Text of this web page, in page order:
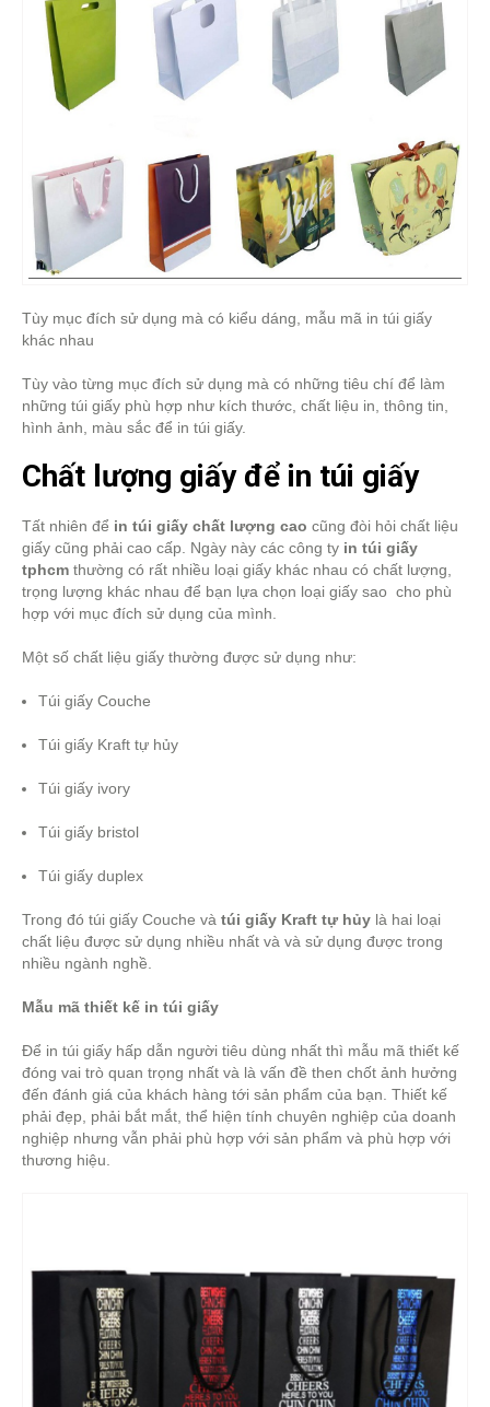
Tùy mục đích sử dụng mà có kiểu dáng, mẫu mã in túi giấy
khác nhau
Tùy vào từng mục đích sử dụng mà có những tiêu chí để làm
những túi giấy phù hợp như kích thước, chất liệu in, thông tin,
hình ảnh, màu sắc để in túi giấy.
Chất lượng giấy để in túi giấy
Tất nhiên để in túi giấy chất lượng cao cũng đòi hỏi chất liệu
giấy cũng phải cao cấp. Ngày này các công ty in túi giấy
tphcm thường có rất nhiều loại giấy khác nhau có chất lượng,
trọng lượng khác nhau để bạn lựa chọn loại giấy sao cho phù
hợp với mục đích sử dụng của mình.
Một số chất liệu giấy thường được sử dụng như:
Túi giấy Couche
Túi giấy Kraft tự hủy
Túi giấy ivory
Túi giấy bristol
Túi giấy duplex
Trong đó túi giấy Couche và túi giấy Kraft tự hủy là hai loại
chất liệu được sử dụng nhiều nhất và và sử dụng được trong
nhiều ngành nghề.
Mẫu mã thiết kế in túi giấy
Để in túi giấy hấp dẫn người tiêu dùng nhất thì mẫu mã thiết kế
đóng vai trò quan trọng nhất và là vấn đề then chốt ảnh hưởng
đến đánh giá của khách hàng tới sản phẩm của bạn. Thiết kế
phải đẹp, phải bắt mắt, thể hiện tính chuyên nghiệp của doanh
nghiệp nhưng vẫn phải phù hợp với sản phẩm và phù hợp với
thương hiệu.